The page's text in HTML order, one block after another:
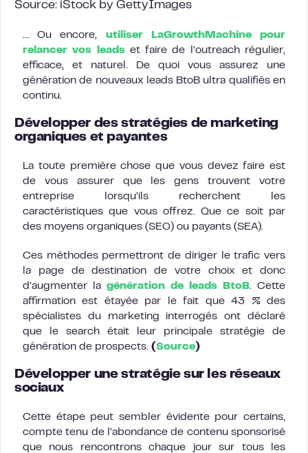
Source: iStock by GettyImages
… Ou encore, utiliser LaGrowthMachine pour
relancer vos leadset faire de l’outreach régulier,
efficace, et naturel. De quoi vous assurez une
génération de nouveaux leads BtoB ultra qualifiés en
continu.
Développer des stratégies de marketing
organiques et payantes
La toute première chose que vous devez faire est
de vous assurer que les gens trouvent votre
entreprise lorsqu’ils recherchent les
caractéristiques que vous offrez. Que ce soit par
des moyens organiques (SEO) ou payants (SEA).
Ces méthodes permettront de diriger le trafic vers
la page de destination de votre choix et donc
d’augmenter la génération de leads BtoB. Cette
affirmation est étayée par le fait que 43 % des
spécialistes du marketing interrogés ont déclaré
que le search était leur principale stratégie de
génération de prospects. (Source)
Développer une stratégie sur les réseaux
sociaux
Cette étape peut sembler évidente pour certains,
compte tenu de l’abondance de contenu sponsorisé
que nous rencontrons chaque jour sur tous les